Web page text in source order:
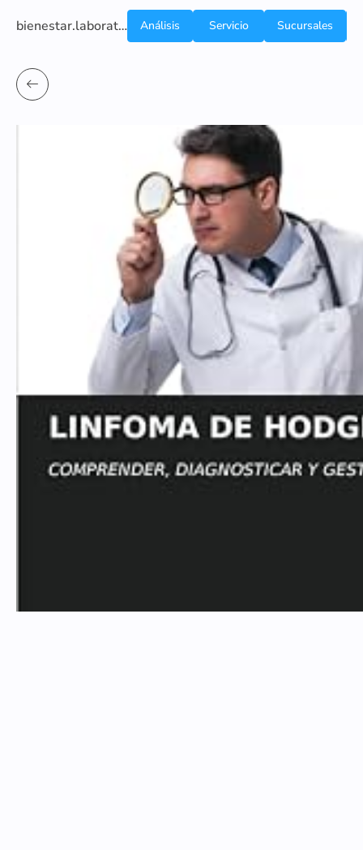
bienestar.laboratoriocliniconsb.com
Análisis
Servicio
Sucursales